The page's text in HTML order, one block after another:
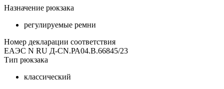
Назначение рюкзака
регулируемые ремни
Номер декларации соответствия
ЕАЭС N RU Д-CN.РА04.В.66845/23
Тип рюкзака
классический